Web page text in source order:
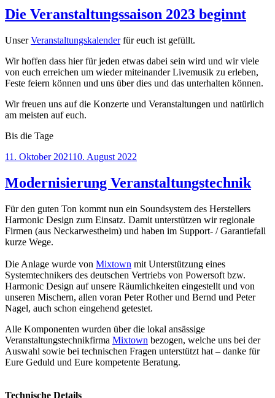
Die Veranstaltungssaison 2023 beginnt
UnserVeranstaltungskalenderfür euch ist gefüllt.
Wir hoffen dass hier für jeden etwas dabei sein wird und wir viele
von euch erreichen um wieder miteinander Livemusik zu erleben,
Feste feiern können und uns über dies und das unterhalten können.
Wir freuen uns auf die Konzerte und Veranstaltungen und natürlich
am meisten auf euch.
Bis die Tage
Veröffentlicht
11. Oktober 202110. August 2022
Modernisierung Veranstaltungstechnik
Für den guten Ton kommt nun ein Soundsystem des Herstellers
Harmonic Design zum Einsatz. Damit unterstützen wir regionale
Firmen (aus Neckarwestheim) und haben im Support- / Garantiefall
kurze Wege.
Die Anlage wurde von Mixtown mit Unterstützung eines
Systemtechnikers des deutschen Vertriebs von Powersoft bzw.
Harmonic Design auf unsere Räumlichkeiten eingestellt und von
unseren Mischern, allen voran Peter Rother und Bernd und Peter
Nagel, auch schon eingehend getestet.
Alle Komponenten wurden über die lokal ansässige
Veranstaltungstechnikfirma Mixtown bezogen, welche uns bei der
Auswahl sowie bei technischen Fragen unterstützt hat – danke für
Eure Geduld und Eure kompetente Beratung.
Technische Details